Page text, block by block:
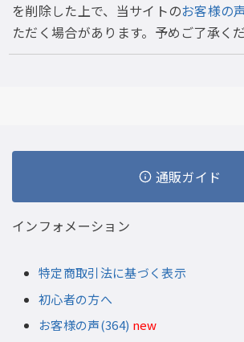
を削除した上で、当サイトのお客様の
ただく場合があります。予めご了承くだ
通販ガイド
インフォメーション
特定商取引法に基づく表示
初心者の方へ
お客様の声(364) new